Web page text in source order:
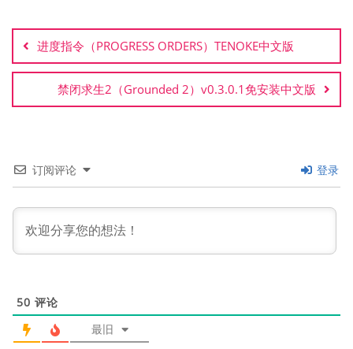
章
导
航
进度指令（PROGRESS ORDERS）TENOKE中文版
禁闭求生2（Grounded 2）v0.3.0.1免安装中文版
订阅评论 登录
50 评论
最旧